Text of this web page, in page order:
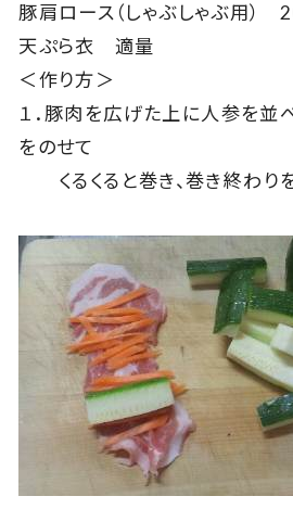
豚肩ロース（しゃぶしゃぶ用）
天ぷら衣 適量
＜作り方＞
１．豚肉を広げた上に人参を並
をのせて
くるくると巻き、巻き終わりを